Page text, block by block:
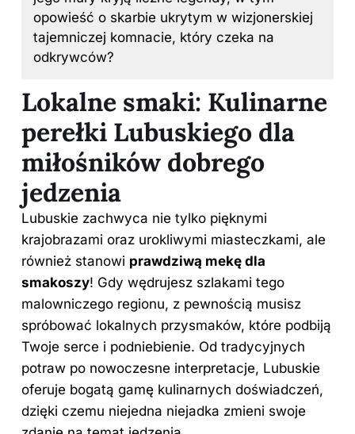
opowieść o skarbie ukrytym w wizjonerskiej
tajemniczej komnacie, który czeka na
odkrywców?
Lokalne smaki: Kulinarne
perełki Lubuskiego dla
miłośników dobrego
jedzenia
Lubuskie zachwyca nie tylko pięknymi
krajobrazami oraz urokliwymi miasteczkami, ale
również stanowi prawdziwą mekę dla
smakoszy! Gdy wędrujesz szlakami tego
malowniczego regionu, z pewnością musisz
spróbować lokalnych przysmaków, które podbiją
Twoje serce i podniebienie. Od tradycyjnych
potraw po nowoczesne interpretacje, Lubuskie
oferuje bogatą gamę kulinarnych doświadczeń,
dzięki czemu niejedna niejadka zmieni swoje